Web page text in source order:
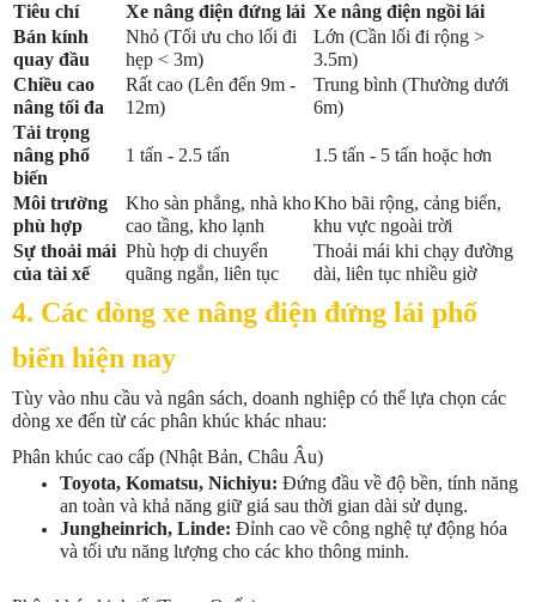
Tiêu chí
Xe nâng điện đứng lái Xe nâng điện ngồi lái
Bán kính
quay đầu
Nhỏ (Tối ưu cho lối đi
hẹp < 3m)
Lớn (Cần lối đi rộng >
3.5m)
Chiều cao
nâng tối đa
Rất cao (Lên đến 9m -
12m)
Trung bình (Thường dưới
6m)
Tải trọng
nâng phổ
biến
1 tấn - 2.5 tấn 1.5 tấn - 5 tấn hoặc hơn
Môi trường
phù hợp
Kho sàn phẳng, nhà kho
cao tầng, kho lạnh
Kho bãi rộng, cảng biển,
khu vực ngoài trời
Sự thoải mái
của tài xế
Phù hợp di chuyển
quãng ngắn, liên tục
Thoải mái khi chạy đường
dài, liên tục nhiều giờ
4. Các dòng xe nâng điện đứng lái phổ
biến hiện nay
Tùy vào nhu cầu và ngân sách, doanh nghiệp có thể lựa chọn các
dòng xe đến từ các phân khúc khác nhau:
Phân khúc cao cấp (Nhật Bản, Châu Âu)
Toyota, Komatsu, Nichiyu: Đứng đầu về độ bền, tính năng
an toàn và khả năng giữ giá sau thời gian dài sử dụng.
Jungheinrich, Linde: Đỉnh cao về công nghệ tự động hóa
và tối ưu năng lượng cho các kho thông minh.